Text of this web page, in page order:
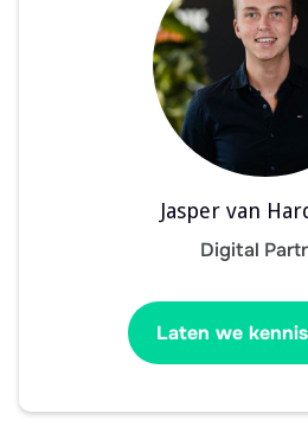
Jasper van
Digital
Laten we